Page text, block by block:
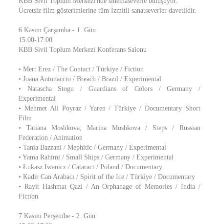
Ücretsiz film gösterimlerine tüm İzmitli sanatseverler davetlidir.
6 Kasım Çarşamba - 1. Gün
15.00-17:00
KBB Sivil Toplum Merkezi Konferans Salonu
• Mert Erez / The Contact / Türkiye / Fiction
• Joana Antonaccio / Breach / Brazil / Experimental
• Natascha Stogu / Guardians of Colors / Germany /
Experimental
• Mehmet Ali Poyraz / Yaren / Türkiye / Documentary Short
Film
• Tatiana Moshkova, Marina Moshkova / Steps / Russian
Federation / Animation
• Tania Bazzani / Mephitic / Germany / Experimental
• Yama Rahimi / Small Ships / Germany / Experimental
• Łukasz Iwanicz / Cataract / Poland / Documentary
• Kadir Can Arabacı / Spirit of the Ice / Türkiye / Documentary
• Rayit Hashmat Qazi / An Orphanage of Memories / India /
Fiction
7 Kasım Perşembe - 2. Gün